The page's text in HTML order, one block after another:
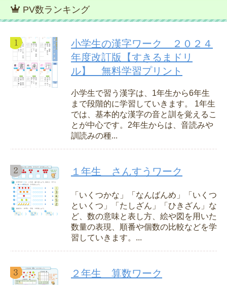
PV数ランキング
小学生の漢字ワーク ２０２４
年度改訂版【すきるまドリ
ル】 無料学習プリント
小学生で習う漢字は、1年生から6年生
まで段階的に学習していきます。 1年生
では、基本的な漢字の音と訓を覚えるこ
とが中心です。2年生からは、音読みや
訓読みの種...
１年生 さんすうワーク
「いくつかな」「なんばんめ」「いくつ
といくつ」「たしざん」「ひきざん」な
ど、数の意味と表し方、絵や図を用いた
数量の表現、順番や個数の比較などを学
習していきます。...
２年生 算数ワーク